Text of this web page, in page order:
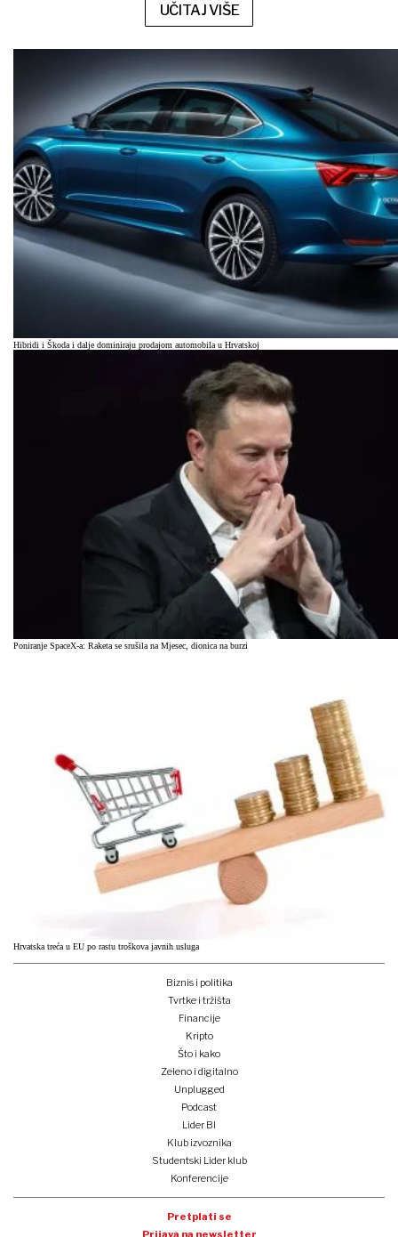
UČITAJ VIŠE
Hibridi i Škoda i dalje dominiraju prodajom automobila u Hrvatskoj
Poniranje SpaceX-a: Raketa se srušila na Mjesec, dionica na burzi
Hrvatska treća u EU po rastu troškova javnih usluga
Biznis i politika
Tvrtke i tržišta
Financije
Kripto
Što i kako
Zeleno i digitalno
Unplugged
Podcast
Lider BI
Klub izvoznika
Studentski Lider klub
Konferencije
Pretplati se
Prijava na newsletter